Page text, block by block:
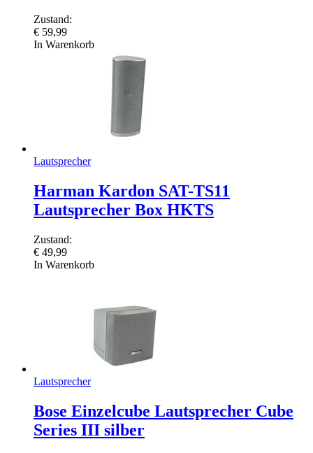
Zustand:
€ 59,99
In Warenkorb
Lautsprecher
Harman Kardon SAT-TS11
Lautsprecher Box HKTS
Zustand:
€ 49,99
In Warenkorb
Lautsprecher
Bose Einzelcube Lautsprecher Cube
Series III silber